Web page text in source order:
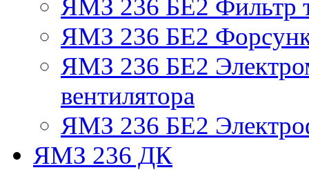
ЯМЗ 236 БЕ2 Фильтр
ЯМЗ 236 БЕ2
ЯМЗ 236 БЕ2
вентилятора
ЯМЗ 236 БЕ2
ЯМЗ 236 ДК